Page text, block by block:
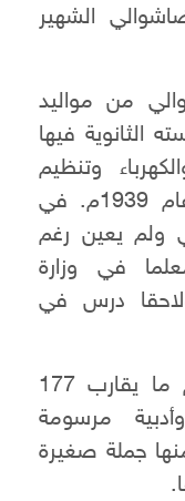
الضاشوالي الشهير
من مواليد
الثانوية فيها
وتنظيم
المدن في فرنسا وعاد منها عام 1939م. في
ولم يعين رغم
في وزارة
درس في
أصدر كتاب (المرايا) الذي يضم ما يقارب 177
مرسومة
جملة صغيرة